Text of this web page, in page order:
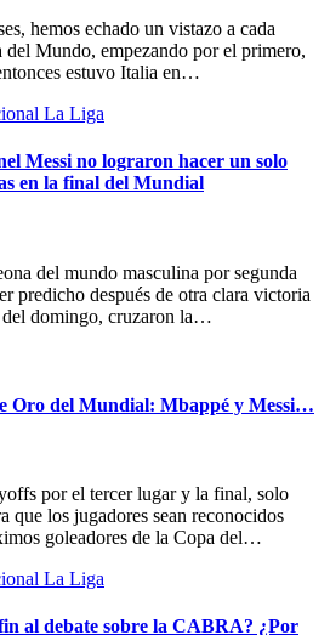
hemos echado un vistazo a cada
del Mundo, empezando por el primero,
estuvo Italia en…
La Liga
Messi no lograron hacer un solo
en la final del Mundial
del mundo masculina por segunda
predicho después de otra clara victoria
domingo, cruzaron la…
Oro del Mundial: Mbappé y Messi…
por el tercer lugar y la final, solo
que los jugadores sean reconocidos
goleadores de la Copa del…
La Liga
al debate sobre la CABRA? ¿Por